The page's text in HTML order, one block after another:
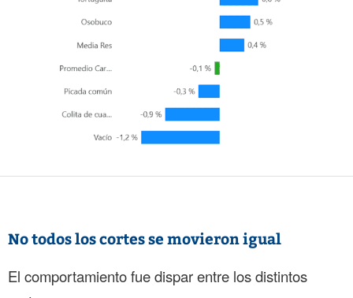
No todos los cortes se movieron igual
El comportamiento fue dispar entre los distintos